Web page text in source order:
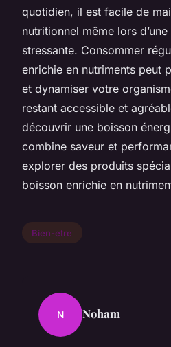
quotidien, il est facile de
nutritionnel même lors
stressante. Consommer
enrichie en nutriments peut
et dynamiser votre
restant accessible et
découvrir une boisson
combine saveur et
explorer des produits
boisson enrichie en
Bien-etre
N Noham